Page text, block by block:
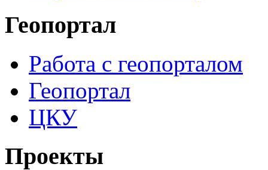
Геопортал
Работа с геопорталом
Геопортал
ЦКУ
Проекты